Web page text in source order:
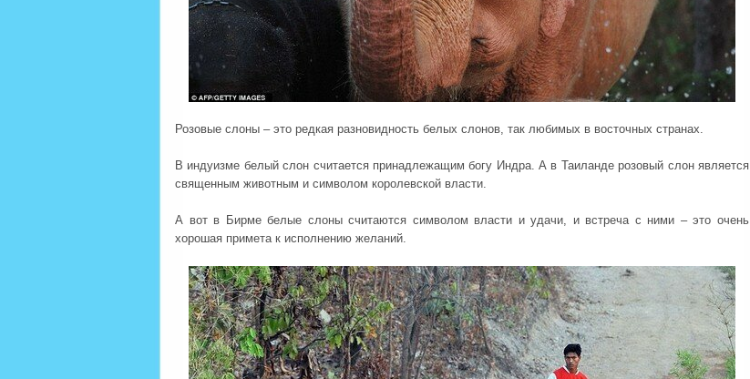
Розовые слоны – это редкая разновидность белых слонов, так любимых в восточных странах.
В индуизме белый слон считается принадлежащим богу Индра. А в Таиланде розовый слон является
священным животным и символом королевской власти.
А вот в Бирме белые слоны считаются символом власти и удачи, и встреча с ними – это очень
хорошая примета к исполнению желаний.